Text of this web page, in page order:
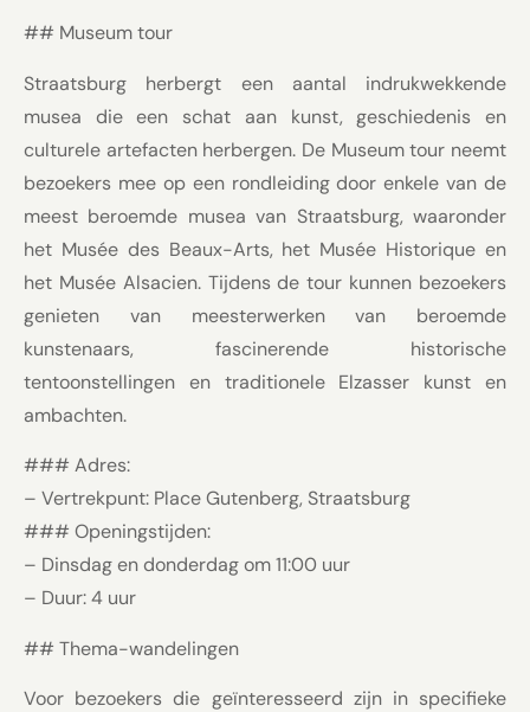
## Museum tour
Straatsburg herbergt een aantal indrukwekkende
musea die een schat aan kunst, geschiedenis en
culturele artefacten herbergen. De Museum tour neemt
bezoekers mee op een rondleiding door enkele van de
meest beroemde musea van Straatsburg, waaronder
het Musée des Beaux-Arts, het Musée Historique en
het Musée Alsacien. Tijdens de tour kunnen bezoekers
genieten van meesterwerken van beroemde
kunstenaars, fascinerende historische
tentoonstellingen en traditionele Elzasser kunst en
ambachten.
### Adres:
– Vertrekpunt: Place Gutenberg, Straatsburg
### Openingstijden:
– Dinsdag en donderdag om 11:00 uur
– Duur: 4 uur
## Thema-wandelingen
Voor bezoekers die geïnteresseerd zijn in specifieke